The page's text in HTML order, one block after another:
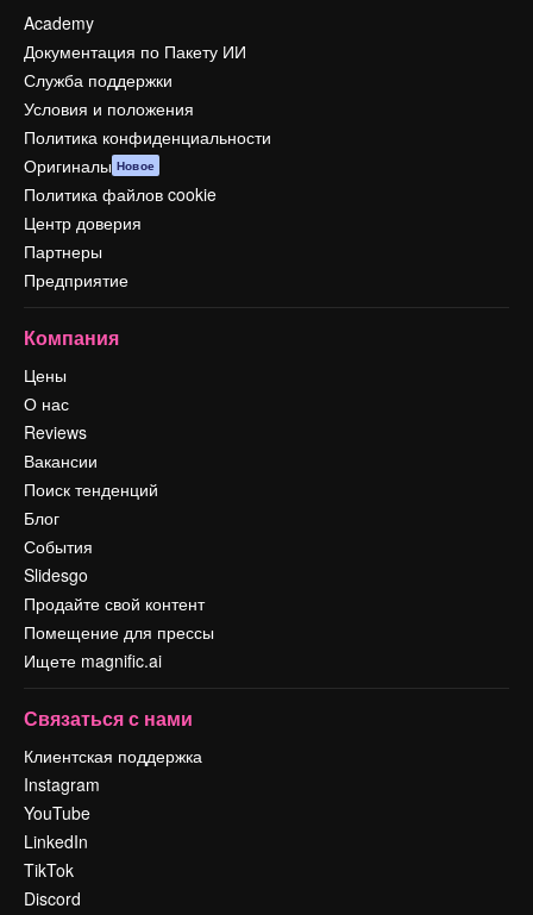
Academy
Документация по Пакету ИИ
Служба поддержки
Условия и положения
Политика конфиденциальности
Оригиналы Новое
Политика файлов cookie
Центр доверия
Партнеры
Предприятие
Компания
Цены
О нас
Reviews
Вакансии
Поиск тенденций
Блог
События
Slidesgo
Продайте свой контент
Помещение для прессы
Ищете magnific.ai
Связаться с нами
Клиентская поддержка
Instagram
YouTube
LinkedIn
TikTok
Discord